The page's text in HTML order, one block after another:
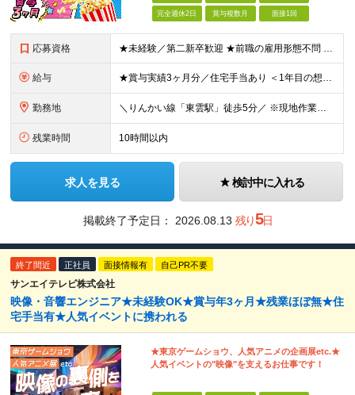
完全週休2日 賞与複数月 面接1回
応募資格 ★未経験／第二新卒歓迎 ★前職の雇用形態不問 ★学歴不問 ★普通自動車免許をお持ちの方（AT限定可） ≪こんな方にピッタリです≫ ◇映画好き ◇機械いじりが好き ◇プラモデルを作るのが好き ◇黙々と
給与 ★賞与実績3ヶ月分／住宅手当あり ＜1年目の想定収入例＞ ★月収26万円（内訳：22万以上+住宅手当+交通費+出張手当） ★年収330万円～（内訳：月給+賞与3ヶ月分） ■月給22万円～30万円+
勤務地 ＼りんかい線「東雲駅」徒歩5分／ ※現地作業の場合は直行直帰OKです！ 【東京本社】 東京都江東区東雲2-12-22 ━━━━━━━━ 旅行好き歓迎！全国への出張があります！ ━━━━━━━━ ■
残業時間 10時間以内
求人を見る 検討中に入れる
掲載終了予定日： 2026.08.13 残り5日
終了間近 正社員 面接情報有 自己PR不要
サンエイテレビ株式会社
映像・音響エンジニア★未経験OK★賞与年3ヶ月★残業ほぼ無★住
宅手当有★人気イベントに携われる
★東京ゲームショウ、人気アニメの企画展etc.★
人気イベントの"映像"を支えるお仕事です！